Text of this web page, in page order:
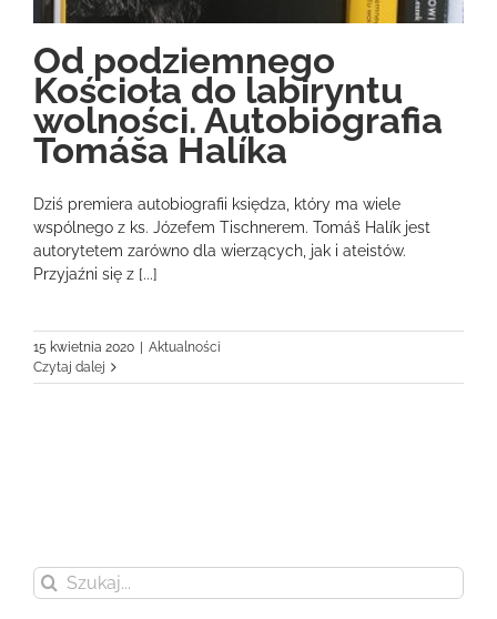
Od podziemnego
Kościoła do labiryntu
wolności. Autobiografia
Tomáša Halíka
Dziś premiera autobiografii księdza, który ma wiele
wspólnego z ks. Józefem Tischnerem. Tomáš Halík jest
autorytetem zarówno dla wierzących, jak i ateistów.
Przyjaźni się z [...]
15 kwietnia 2020
Aktualności
Czytaj dalej
Szukaj